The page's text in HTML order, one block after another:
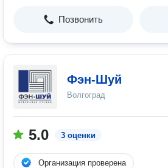
Позвонить
Фэн-Шуй
Волгоград
5.0 3 оценки
Организация проверена